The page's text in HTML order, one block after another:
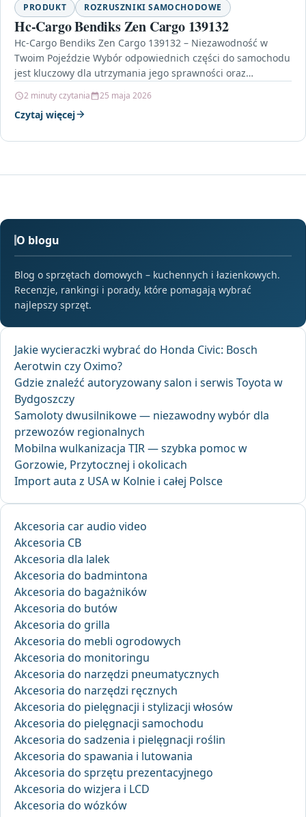
PRODUKT ROZRUSZNIKI SAMOCHODOWE
Hc-Cargo Bendiks Zen Cargo 139132
Hc-Cargo Bendiks Zen Cargo 139132 – Niezawodność w
Twoim Pojeździe Wybór odpowiednich części do samochodu
jest kluczowy dla utrzymania jego sprawności oraz
2 minuty czytania 25 maja 2026
Czytaj więcej
O blogu
Blog o sprzętach domowych – kuchennych i łazienkowych.
Recenzje, rankingi i porady, które pomagają wybrać
najlepszy sprzęt.
Jakie wycieraczki wybrać do Honda Civic: Bosch
Aerotwin czy Oximo?
Gdzie znaleźć autoryzowany salon i serwis Toyota w
Bydgoszczy
Samoloty dwusilnikowe — niezawodny wybór dla
przewozów regionalnych
Mobilna wulkanizacja TIR — szybka pomoc w
Gorzowie, Przytocznej i okolicach
Import auta z USA w Kolnie i całej Polsce
Akcesoria car audio video
Akcesoria CB
Akcesoria dla lalek
Akcesoria do badmintona
Akcesoria do bagażników
Akcesoria do butów
Akcesoria do grilla
Akcesoria do mebli ogrodowych
Akcesoria do monitoringu
Akcesoria do narzędzi pneumatycznych
Akcesoria do narzędzi ręcznych
Akcesoria do pielęgnacji i stylizacji włosów
Akcesoria do pielęgnacji samochodu
Akcesoria do sadzenia i pielęgnacji roślin
Akcesoria do spawania i lutowania
Akcesoria do sprzętu prezentacyjnego
Akcesoria do wizjera i LCD
Akcesoria do wózków